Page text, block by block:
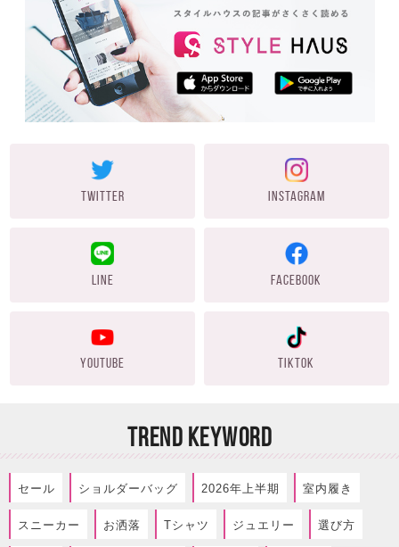
TWITTER INSTAGRAM
LINE FACEBOOK
YOUTUBE TIKTOK
TREND KEYWORD
セール ショルダーバッグ 2026年上半期 室内履き
スニーカー お洒落 Tシャツ ジュエリー 選び方